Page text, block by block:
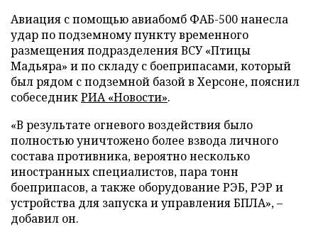
Авиация с помощью авиабомб ФАБ-500 нанесла
удар по подземному пункту временного
размещения подразделения ВСУ «Птицы
Мадьяра» и по складу с боеприпасами, который
был рядом с подземной базой в Херсоне, пояснил
собеседникРИА «Новости».
«В результате огневого воздействия было
полностью уничтожено более взвода личного
состава противника, вероятно несколько
иностранных специалистов, пара тонн
боеприпасов, а также оборудование РЭБ, РЭР и
устройства для запуска и управления БПЛА», –
добавил он.